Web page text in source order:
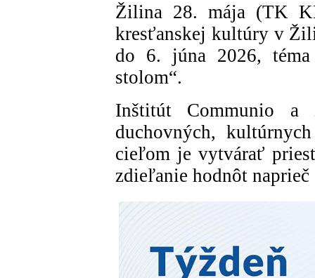
Žilina 28. mája (TK
kresťanskej kultúry v
do 6. júna 2026,
stolom“.
Inštitút Communio a
duchovných,
cieľom je vytvárať
zdieľanie hodnôt